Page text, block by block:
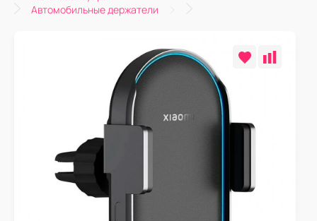
Автомобильные держатели